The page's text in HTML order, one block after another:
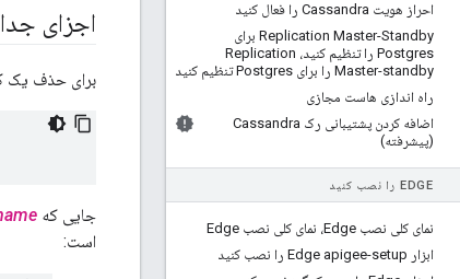
احراز هویت Cassandra را فعال کنید
Replication Master-Standby برای
Postgres را تنظیم کنید، Replication
Master-standby را برای Postgres تنظیم کنید
راه اندازی هاست مجازی
اضافه کردن پشتیبانی رک Cassandra
(پیشرفته)
EDGE را نصب کنید
نمای کلی نصب Edge، نمای کلی نصب Edge
ابزار Edge apigee-setup را نصب کنید
اجزای
برای حذف یک
جایی که
است: